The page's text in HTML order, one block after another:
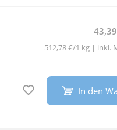
43,39
512,78 €/1 kg | inkl.
Auf den Merkzettel
In den